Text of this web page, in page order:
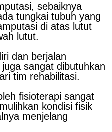
sebaiknya
tungkai tubuh yang
di atas lutut
lutut.
dan berjalan
sangat dibutuhkan
tim rehabilitasi.
fisioterapi sangat
kondisi fisik
menjelang